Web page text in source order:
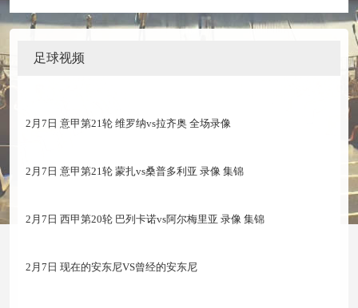
足球视频
2月7日 意甲第21轮 维罗纳vs拉齐奥 全场录像
2月7日 意甲第21轮 蒙扎vs桑普多利亚 录像 集锦
2月7日 西甲第20轮 巴列卡诺vs阿尔梅里亚 录像 集锦
2月7日 现在的安东尼VS曾经的安东尼